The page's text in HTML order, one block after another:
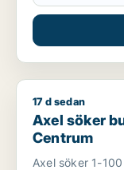
Axel söker butik
17 d sedan
Axel söker
Centrum
Axel söker 1-